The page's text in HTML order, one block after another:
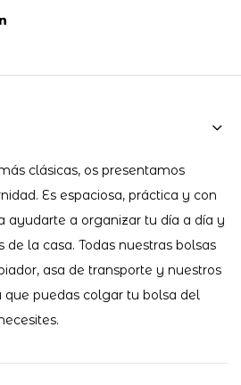
clásicas, os presentamos
Es espaciosa, práctica y con
ayudarte a organizar tu día a día y
la casa. Todas nuestras bolsas
asa de transporte y nuestros
que puedas colgar tu bolsa del